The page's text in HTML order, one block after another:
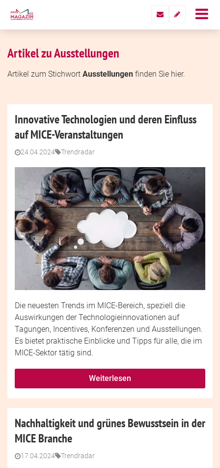
Artikel zu Ausstellungen
Artikel zum Stichwort Ausstellungen finden Sie hier.
Innovative Technologien und deren Einfluss
auf MICE-Veranstaltungen
24.04.2024 Trendradar
Die neuesten Trends im MICE-Bereich, speziell die
Auswirkungen der Technologieinnovationen auf
Tagungen, Incentives, Konferenzen und Ausstellungen.
Es bietet praktische Einblicke und Tipps für alle, die im
MICE-Sektor tätig sind.
Weiterlesen
Nachhaltigkeit und grünes Bewusstsein in der
MICE Branche
17.04.2024 Trendradar